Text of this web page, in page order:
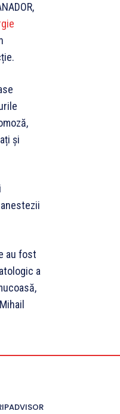
și
au fost
a